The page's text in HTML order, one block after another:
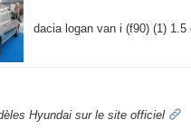
dacia logan van i (f90) (1)
Hyundai sur le site officiel